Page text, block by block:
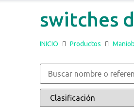
switches
INICIO Productos